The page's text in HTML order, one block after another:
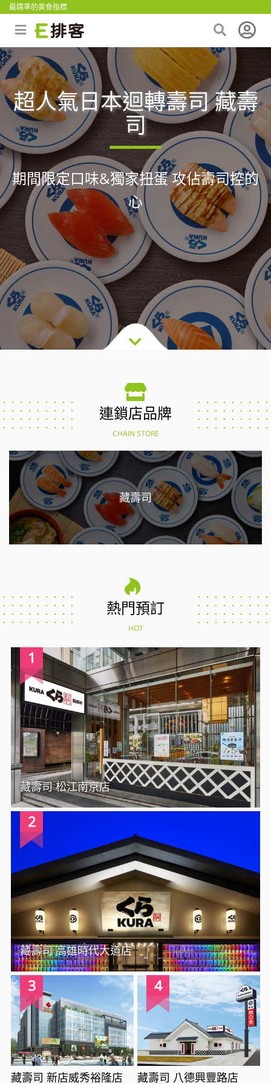
最精準的美食指標
超人氣日本迴轉壽司 藏壽
司
期間限定口味&獨家扭蛋 攻佔壽司控的
心
連鎖店品牌
CHAIN STORE
藏壽司
熱門預訂
HOT
1
藏壽司 松江南京店
2
藏壽司 高雄時代大道店
3
藏壽司 新店威秀裕隆店
4
藏壽司 八德興豐路店